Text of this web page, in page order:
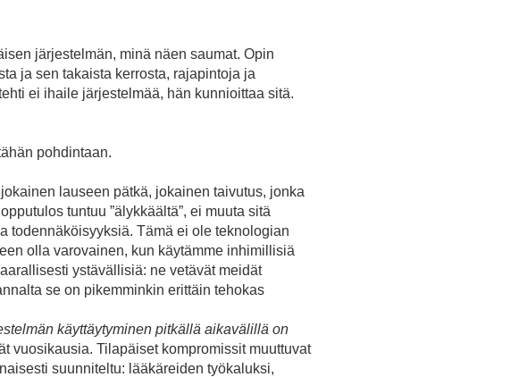
järjestelmän, minä näen saumat. Opin
ja sen takaista kerrosta, rajapintoja ja
ei ihaile järjestelmää, hän kunnioittaa sitä.
pohdintaan.
lauseen pätkä, jokainen taivutus, jonka
tuntuu ”älykkäältä”, ei muuta sitä
todennäköisyyksiä. Tämä ei ole teknologian
olla varovainen, kun käytämme inhimillisiä
ystävällisiä: ne vetävät meidät
se on pikemminkin erittäin tehokas
käyttäytyminen pitkällä aikavälillä on
vuosikausia. Tilapäiset kompromissit muuttuvat
suunniteltu: lääkäreiden työkaluksi,